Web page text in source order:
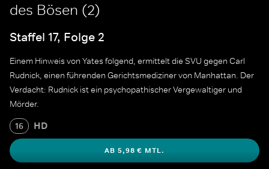
des Bösen (2)
Staffel 17, Folge 2
Einem Hinweis von Yates folgend, ermittelt die SVU gegen Carl
Rudnick, einen führenden Gerichtsmediziner von Manhattan. Der
Verdacht: Rudnick ist ein psychopathischer Vergewaltiger und
Mörder.
16 HD
AB 5,98 € MTL.